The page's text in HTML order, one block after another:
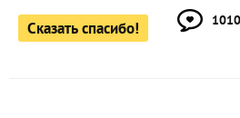
Сказать спасибо!